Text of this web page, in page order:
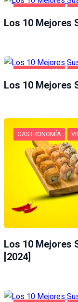
Los 10 Mejores
Los 10 Mejores
GASTRONOMÍA
Los 10 Mejores
[2024]